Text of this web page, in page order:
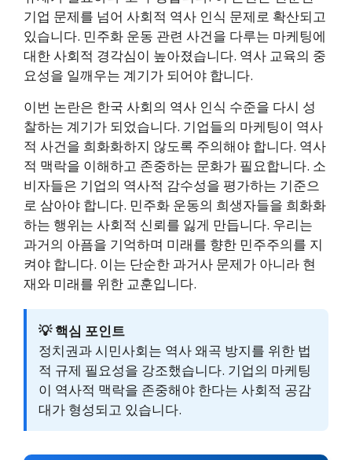
기업 문제를 넘어 사회적 역사 인식 문제로 확산되고
있습니다. 민주화 운동 관련 사건을 다루는 마케팅에
대한 사회적 경각심이 높아졌습니다. 역사 교육의 중
요성을 일깨우는 계기가 되어야 합니다.
이번 논란은 한국 사회의 역사 인식 수준을 다시 성
찰하는 계기가 되었습니다. 기업들의 마케팅이 역사
적 사건을 희화화하지 않도록 주의해야 합니다. 역사
적 맥락을 이해하고 존중하는 문화가 필요합니다. 소
비자들은 기업의 역사적 감수성을 평가하는 기준으
로 삼아야 합니다. 민주화 운동의 희생자들을 희화화
하는 행위는 사회적 신뢰를 잃게 만듭니다. 우리는
과거의 아픔을 기억하며 미래를 향한 민주주의를 지
켜야 합니다. 이는 단순한 과거사 문제가 아니라 현
재와 미래를 위한 교훈입니다.
💡 핵심 포인트
정치권과 시민사회는 역사 왜곡 방지를 위한 법
적 규제 필요성을 강조했습니다. 기업의 마케팅
이 역사적 맥락을 존중해야 한다는 사회적 공감
대가 형성되고 있습니다.